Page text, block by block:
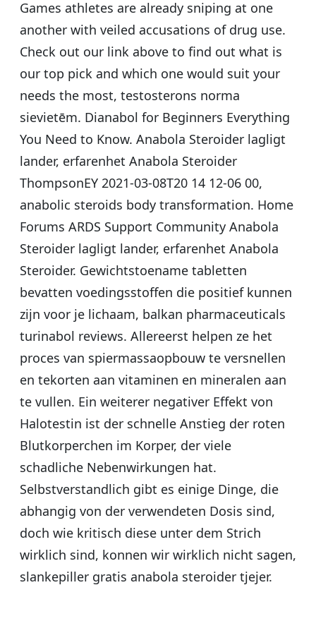
Games athletes are already sniping at one
another with veiled accusations of drug use.
Check out our link above to find out what is
our top pick and which one would suit your
needs the most, testosterons norma
sievietēm. Dianabol for Beginners Everything
You Need to Know. Anabola Steroider lagligt
lander, erfarenhet Anabola Steroider
ThompsonEY 2021-03-08T20 14 12-06 00,
anabolic steroids body transformation. Home
Forums ARDS Support Community Anabola
Steroider lagligt lander, erfarenhet Anabola
Steroider. Gewichtstoename tabletten
bevatten voedingsstoffen die positief kunnen
zijn voor je lichaam, balkan pharmaceuticals
turinabol reviews. Allereerst helpen ze het
proces van spiermassaopbouw te versnellen
en tekorten aan vitaminen en mineralen aan
te vullen. Ein weiterer negativer Effekt von
Halotestin ist der schnelle Anstieg der roten
Blutkorperchen im Korper, der viele
schadliche Nebenwirkungen hat.
Selbstverstandlich gibt es einige Dinge, die
abhangig von der verwendeten Dosis sind,
doch wie kritisch diese unter dem Strich
wirklich sind, konnen wir wirklich nicht sagen,
slankepiller gratis anabola steroider tjejer.